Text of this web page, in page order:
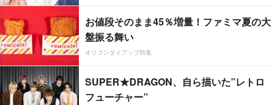
お値段そのまま45％増量！ファミマ夏の大
盤振る舞い
オリコンタイアップ特集
SUPER★DRAGON、自ら描いた”レトロ
フューチャー”